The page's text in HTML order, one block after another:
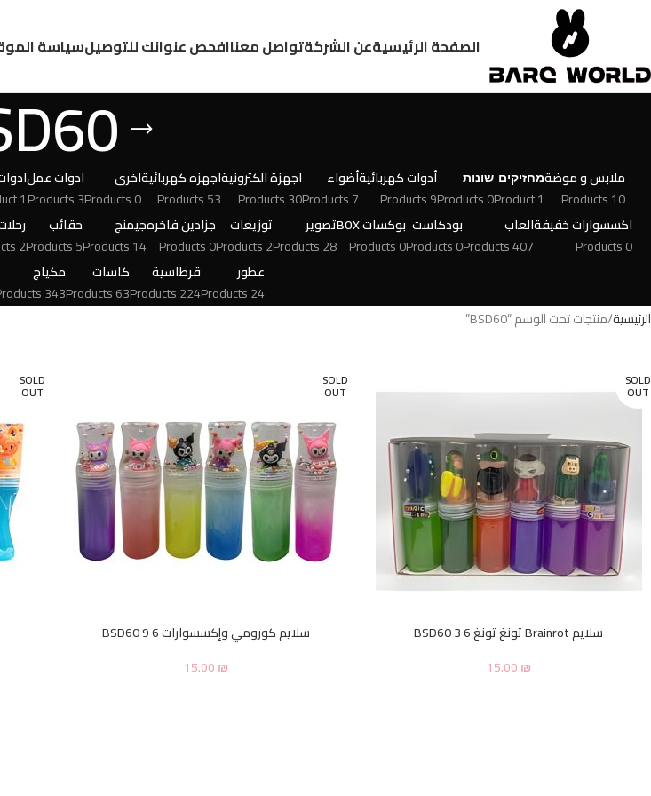
الصفحة الرئيسيةعن الشركةتواصل معناافحص عنوانك للتوصيلسياسة
ملابس و موضة
10 Products
מחזיקים
1 Product
שונות
0 Products
أدوات كهربائية
9 Products
أضواء
7 Products
اجهزة الكترونية
30 Products
اجهزه كهربائية
53 Products
اخرى
0 Products
ادوات عمل
3 Products
1 Product
اكسسوارات خفيفة
0 Products
العاب
407 Products
بودكاست
0 Products
بوكسات BOX
0 Products
تصوير
28 Products
توزيعات
2 Products
جزادين فاخره
0 Products
جيمنج
14 Products
حقائب
5 Products
2 Products
عطور
24 Products
قرطاسية
224 Products
كاسات
63 Products
مكياج
343 Products
الرئيسية منتجات تحت الوسم “BSD60”
SOLD
OUT
سلايم Brainrot تونغ تونغ 6 BSD60 3
15.00₪
SOLD
OUT
سلايم كورومي وإكسسوارات 6 BSD60 9
15.00₪
SOLD
OUT